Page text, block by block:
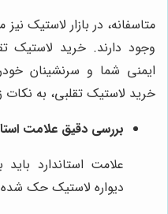
متاسفانه، در بازار لاستیک
وجود دارند. خرید لاستیک
ایمنی شما و سرنشینان
خرید لاستیک تقلبی، به نکات
بررسی دقیق علامت
علامت استاندارد
دیواره لاستیک حک